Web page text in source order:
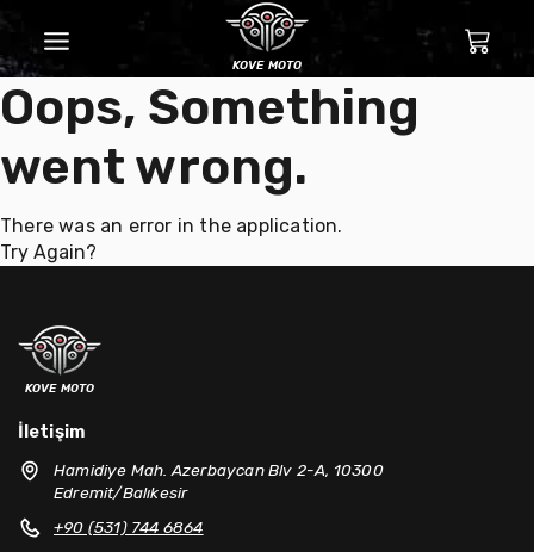
kove moto
Oops, Something
went wrong.
There was an error in the application.
Try Again?
kove moto
İletişim
Hamidiye Mah. Azerbaycan Blv 2-A, 10300
Edremit/Balıkesir
+90 (531) 744 6864